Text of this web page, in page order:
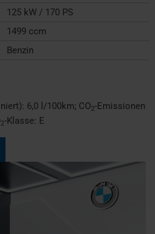
125 kW / 170 PS
1499 ccm
Benzin
6,0 l/100km; CO2-Emissionen
2-Klasse: E